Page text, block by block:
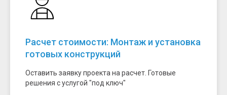
Расчет стоимости: Монтаж и установка
готовых конструкций
Оставить заявку проекта на расчет. Готовые
решения с услугой "под ключ"